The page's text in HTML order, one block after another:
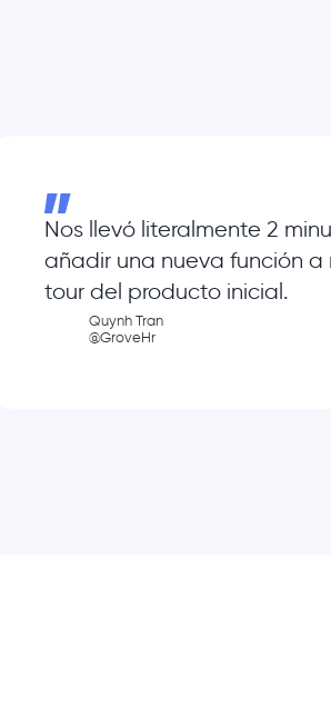
Nos llevó literalmente 2
añadir una nueva función a
tour del producto inicial.
Quynh Tran
@GroveHr